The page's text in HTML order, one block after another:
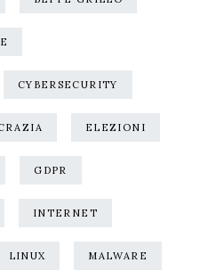
CYBERSECURITY
ELEZIONI
GDPR
INTERNET
LINUX MALWARE